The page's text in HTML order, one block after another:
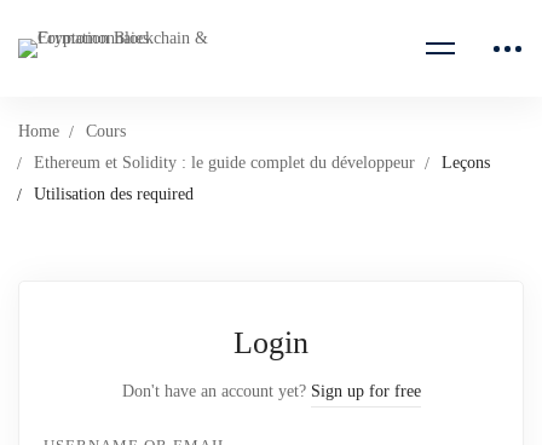
Home
Cours
Ethereum et Solidity : le guide complet du développeur
Leçons
Utilisation des required
Login
Don't have an account yet? Sign up for free